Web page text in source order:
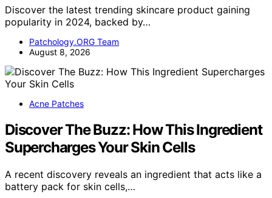
Discover the latest trending skincare product gaining
popularity in 2024, backed by…
Patchology.ORG Team
August 8, 2026
Acne Patches
Discover The Buzz: How This Ingredient
Supercharges Your Skin Cells
A recent discovery reveals an ingredient that acts like a
battery pack for skin cells,…